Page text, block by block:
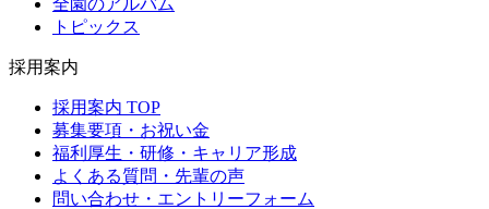
トピックス
採用案内
採用案内 TOP
募集要項・お祝い金
福利厚生・研修・キャリア形成
よくある質問・先輩の声
問い合わせ・エントリーフォーム